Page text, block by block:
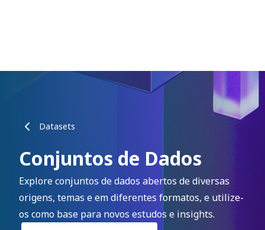
Datasets
Conjuntos de Dados
Explore conjuntos de dados abertos de diversas
origens, temas e em diferentes formatos, e utilize-
os como base para novos estudos e insights.